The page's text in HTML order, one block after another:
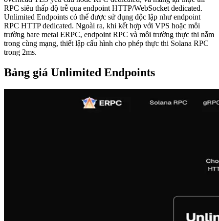
RPC siêu thấp độ trễ qua endpoint HTTP/WebSocket dedicated.
Unlimited Endpoints có thể được sử dụng độc lập như endpoint
RPC HTTP dedicated. Ngoài ra, khi kết hợp với VPS hoặc môi
trường bare metal ERPC, endpoint RPC và môi trường thực thi nằm
trong cùng mạng, thiết lập cấu hình cho phép thực thi Solana RPC
trong 2ms.
Bảng giá Unlimited Endpoints